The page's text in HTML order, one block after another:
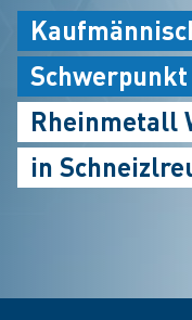
Rheinmetall
in